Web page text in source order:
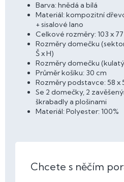
Barva: hnědá a bílá
Materiál: kompozitní
+ sisalové lano
Celkové rozměry: 103 x
Rozměry domečku
Š x H)
Rozměry domečku
Průměr košíku: 30 cm
Rozměry podstavce: 58 x
Se 2 domečky, 2
škrabadly a plošinami
Materiál: Polyester: 100%